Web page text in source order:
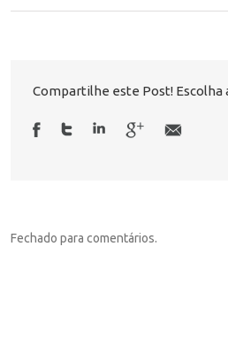
Compartilhe este Post! Escolha
Fechado para comentários.